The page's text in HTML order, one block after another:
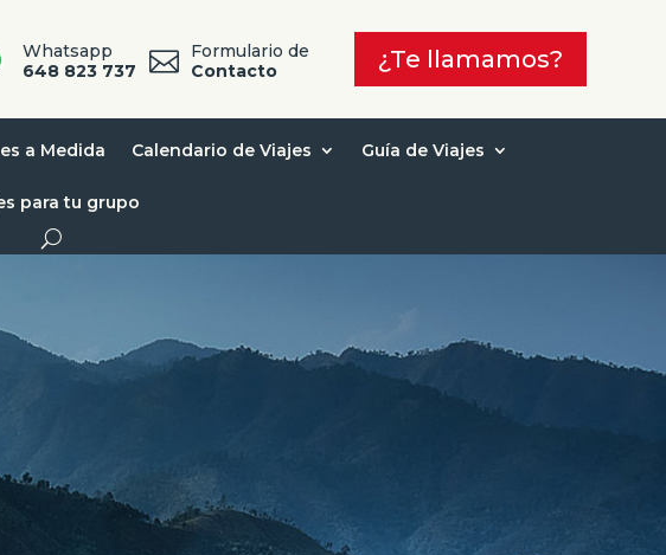
Whatsapp
648 823 737

Formulario de
Contacto
¿Te llamamos?
a Medida Calendario de Viajes Guía de Viajes
para tu grupo